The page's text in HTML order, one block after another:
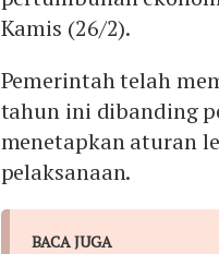
Kamis (26/2).
Pemerintah telah
tahun ini dibanding
menetapkan aturan
pelaksanaan.
BACA JUGA